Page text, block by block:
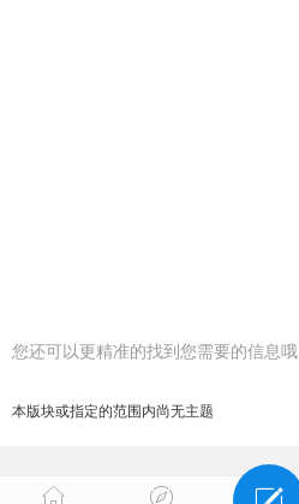
您还可以更精准的找到您需要的信息哦
本版块或指定的范围内尚无主题